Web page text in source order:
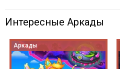
Интересные Аркады
Аркады